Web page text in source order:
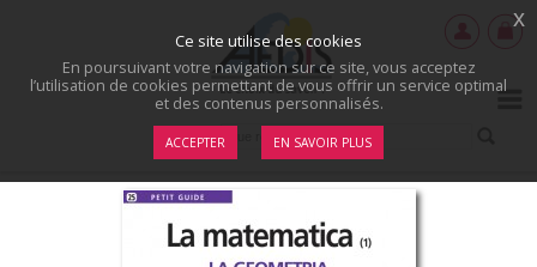
Ce site utilise des cookies
En poursuivant votre navigation sur ce site, vous acceptez
l’utilisation de cookies permettant de vous offrir un service optimal
et des contenus personnalisés.
ACCEPTER EN SAVOIR PLUS
x